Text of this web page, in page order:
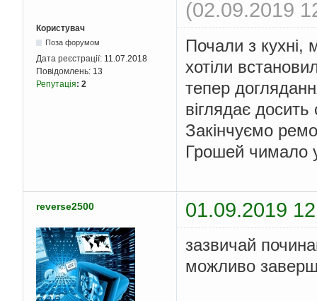
(02.09.2019
Користувач
Поза форумом
Дата реєстрації: 11.07.2018
Повідомлень: 13
Репутація: 2
Почали з кухні,
хотіли
тепер
віглядає досить
Закінчуємо
Грошей чимало
reverse2500 01.09.2019
зазвичай
можливо